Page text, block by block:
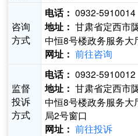
咨询
方式
电话： 0932-5910014
地址： 甘肃省定西市
中恒8号楼政务服务大
网址： 前往咨询
监督
投诉
方式
电话： 0932-5910012
地址： 甘肃省定西市
中恒8号楼政务服务
局2号窗口
网址： 前往投诉